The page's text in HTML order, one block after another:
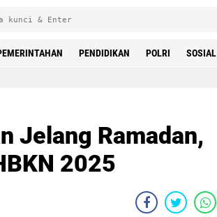
PENDIDIKAN POLRI SOSIAL
Jelang Ramadan,
2025